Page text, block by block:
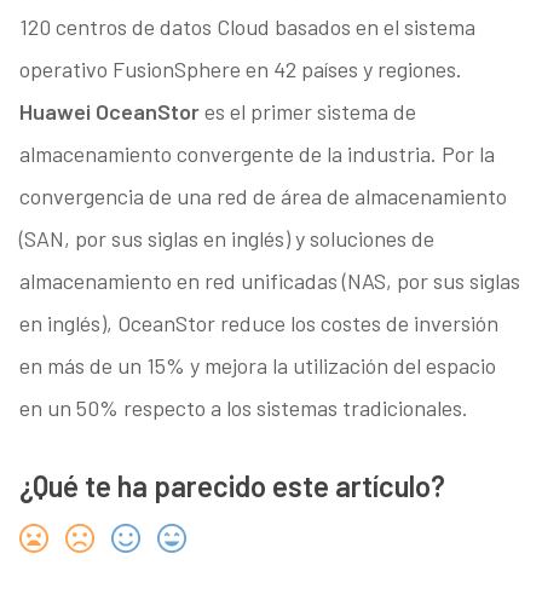
120 centros de datos Cloud basados en el sistema
operativo FusionSphere en 42 países y regiones.
Huawei OceanStores el primer sistema de
almacenamiento convergente de la industria. Por la
convergencia de una red de área de almacenamiento
(SAN, por sus siglas en inglés) y soluciones de
almacenamiento en red unificadas (NAS, por sus siglas
en inglés), OceanStor reduce los costes de inversión
en más de un 15% y mejora la utilización del espacio
en un 50% respecto a los sistemas tradicionales.
¿Qué te ha parecido este artículo?